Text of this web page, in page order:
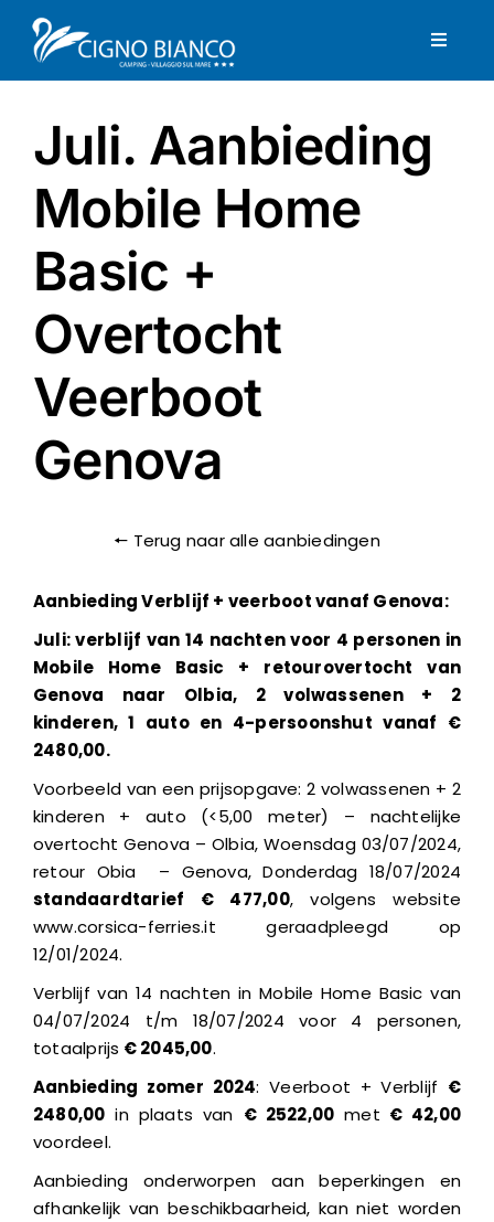
content
Toggle
Structuur
Aanbiedingen
Restaurant & Zwembad
Gallery
Contacten
Larger
Image
Juli. Aanbieding
Mobile Home
Basic +
Overtocht
Veerboot
Genova
🠔 Terug naar alle aanbiedingen
Aanbieding Verblijf + veerboot vanaf Genova:
Juli: verblijf van 14 nachten voor 4 personen in
Mobile Home Basic + retourovertocht van
Genova naar Olbia, 2 volwassenen + 2
kinderen, 1 auto en 4-persoonshut vanaf €
2480,00.
Voorbeeld van een prijsopgave: 2 volwassenen + 2
kinderen + auto (<5,00 meter) – nachtelijke
overtocht Genova – Olbia, Woensdag 03/07/2024,
retour Obia – Genova, Donderdag 18/07/2024
standaardtarief € 477,00, volgens website
www.corsica-ferries.it geraadpleegd op
12/01/2024.
Verblijf van 14 nachten in Mobile Home Basic van
04/07/2024 t/m 18/07/2024 voor 4 personen,
totaalprijs € 2045,00.
Aanbieding zomer 2024: Veerboot + Verblijf €
2480,00 in plaats van € 2522,00 met € 42,00
voordeel.
Aanbieding onderworpen aan beperkingen en
afhankelijk van beschikbaarheid, kan niet worden